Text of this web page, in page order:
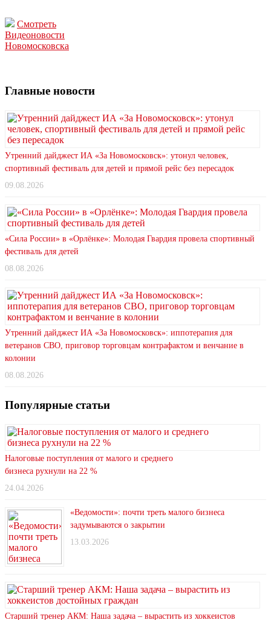
Смотреть
Видеоновости
Новомосковска
Главные новости
Утренний дайджест ИА «За Новомосковск»: утонул человек,
спортивный фестиваль для детей и прямой рейс без пересадок
09.08.2026
«Сила России» в «Орлёнке»: Молодая Гвардия провела спортивный
фестиваль для детей
08.08.2026
Утренний дайджест ИА «За Новомосковск»: иппотерапия для
ветеранов СВО, приговор торговцам контрафактом и венчание в
колонии
08.08.2026
Популярные статьи
Налоговые поступления от малого и среднего
бизнеса рухнули на 22 %
24.04.2026
«Ведомости»: почти треть малого бизнеса
задумываются о закрытии
13.03.2026
Старший тренер АКМ: Наша задача – вырастить из хоккеистов